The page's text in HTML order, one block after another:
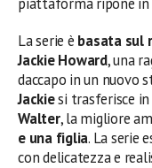
La serie è basata sul
Jackie Howard, una
daccapo in un nuovo
Jackiesi trasferisce in
Walter, la migliore
e una figlia. La serie
con delicatezza e